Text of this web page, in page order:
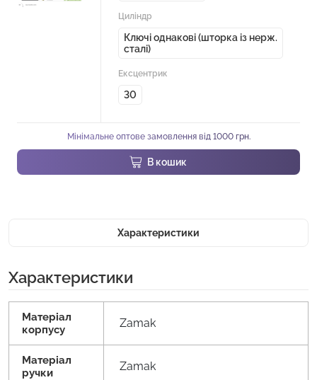
Циліндр
Ключі однакові (шторка із нерж.
сталі)
Ексцентрик
30
Мінімальне оптове замовлення від 1000 грн.
В кошик
Характеристики
Характеристики
Матеріал
корпусу
Zamak
Матеріал
ручки
Zamak